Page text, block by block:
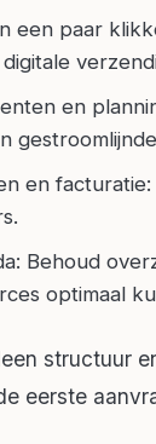
een paar
en
en
Behoud
optimaal
structuur
eerste